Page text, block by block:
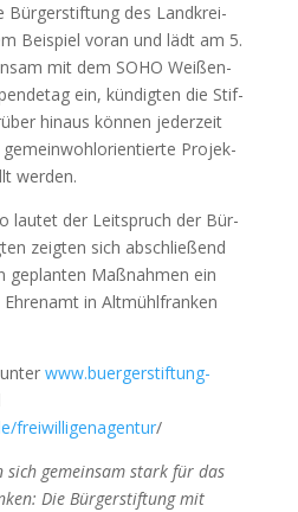
Bür­ger­stif­tung des Land­krei­
Bei­spiel vor­an und lädt am 5.
mit dem SOHO Wei­ßen­
ein, kün­dig­ten die Stif­
hin­aus kön­nen jeder­zeit
Pro­jek­
wer­den.
lau­tet der Leit­spruch der Bür­
zeig­ten sich abschlie­ßend
geplan­ten Maß­nah­men ein
in Alt­mühl­fran­ken
www.buergerstiftung-
freiwilligenagentur/
gemein­sam stark für das
Die Bür­ger­stif­tung mit